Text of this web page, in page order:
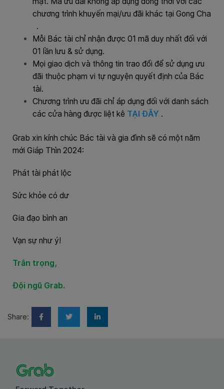
chương trình khuyến mại/ưu đãi khác tại Gong Cha
.
Mỗi Bác tài chỉ nhận được 01 mã duy nhất đối với
01 lần lưu & sử dụng.
Mọi giao dịch và thông tin trao đổi để sử dụng ưu
đãi thuộc phạm vi tự nguyện quyết định của Bác
tài.
Chương trình ưu đãi chỉ áp dụng đối với danh sách
các cửa hàng được liệt kê TẠI ĐÂY .
Grab xin kính chúc Bác tài và gia đình sẽ có một năm
mới Giáp Thìn 2024:
Phát tài phát lộc
Sức khỏe có dư
Gia đạo bình an
Vạn sự như ý!
Trân trọng,
Đội ngũ Grab.
Share: